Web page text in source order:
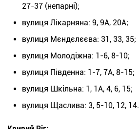
27-37 (непарні);
вулиця Лікарняна: 9, 9А, 20А;
вулиця Мєндєлєєва: 31, 33, 35;
вулиця Молодіжна: 1-6, 8-10;
вулиця Південна: 1-7, 7А, 8-15;
вулиця Шкільна: 1, 1А, 4, 6, 15;
вулиця Щаслива: 3, 5-10, 12, 14.